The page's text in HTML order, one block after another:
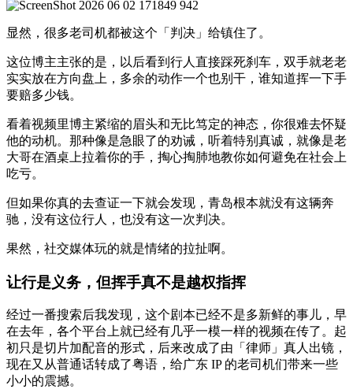
显然，很多老司机都被这个「判决」给镇住了。
这位博主主张的是，以后看到行人直接踩死刹车，双手就老老
实实放在方向盘上，多余的动作一个也别干，谁知道挥一下手
要赔多少钱。
看着视频里博主紧缩的眉头和无比笃定的神态，你很难去怀疑
他的动机。那种像是急眼了的劝诫，听着特别真诚，就像是老
大哥在酒桌上拉着你的手，掏心掏肺地教你如何避免在社会上
吃亏。
但如果你真的去查证一下就会发现，青岛根本就没有这辆奔
驰，没有这位行人，也没有这一次判决。
果然，社交媒体玩的就是情绪的拉扯啊。
让行是义务，但挥手真不是越权指挥
经过一番搜索后我发现，这个剧本已经不是多新鲜的事儿，早
在去年，各个平台上就已经有几乎一模一样的视频在传了。起
初只是切片加配音的形式，后来改成了由「律师」真人出镜，
现在又从普通话转成了粤语，给广东 IP 的老司机们带来一些
小小的震撼。